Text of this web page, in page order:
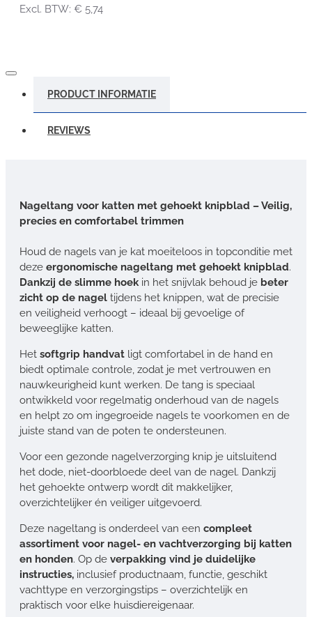
Excl. BTW: € 5,74
PRODUCT INFORMATIE
REVIEWS
Nageltang voor katten met gehoekt knipblad – Veilig,
precies en comfortabel trimmen
Houd de nagels van je kat moeiteloos in topconditie met
deze ergonomische nageltang met gehoekt knipblad.
Dankzij de slimme hoek in het snijvlak behoud je beter
zicht op de nagel tijdens het knippen, wat de precisie
en veiligheid verhoogt – ideaal bij gevoelige of
beweeglijke katten.
Het softgrip handvat ligt comfortabel in de hand en
biedt optimale controle, zodat je met vertrouwen en
nauwkeurigheid kunt werken. De tang is speciaal
ontwikkeld voor regelmatig onderhoud van de nagels
en helpt zo om ingegroeide nagels te voorkomen en de
juiste stand van de poten te ondersteunen.
Voor een gezonde nagelverzorging knip je uitsluitend
het dode, niet-doorbloede deel van de nagel. Dankzij
het gehoekte ontwerp wordt dit makkelijker,
overzichtelijker én veiliger uitgevoerd.
Deze nageltang is onderdeel van een compleet
assortiment voor nagel- en vachtverzorging bij katten
en honden. Op de verpakking vind je duidelijke
instructies, inclusief productnaam, functie, geschikt
vachttype en verzorgingstips – overzichtelijk en
praktisch voor elke huisdiereigenaar.